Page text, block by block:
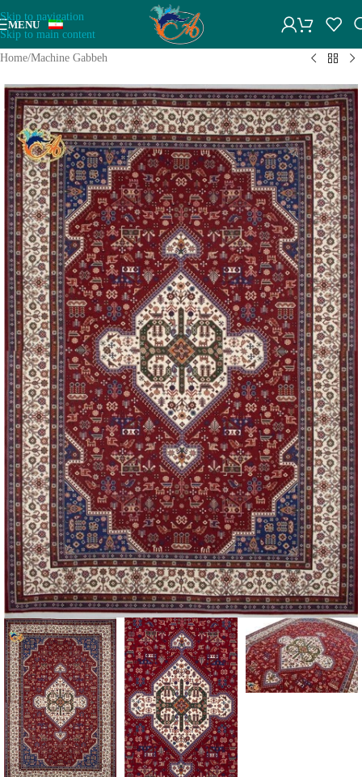
Skip to navigation
Skip to main content
MENU
Home/Machine Gabbeh